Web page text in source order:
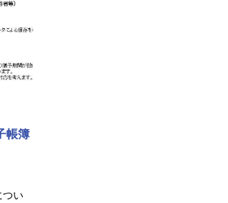
帳簿
い